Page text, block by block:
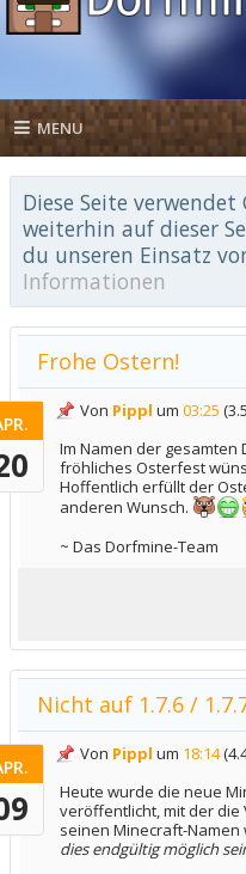
MENU
Diese Seite
weiterhin auf dieser
du unseren Einsatz
Informationen
Frohe Ostern!
Von Pippl um 03:25
Im Namen der gesamten
fröhliches Osterfest
Hoffentlich erfüllt der
anderen Wunsch.
~ Das Dorfmine-Team
Nicht auf 1.7.6 /
Von Pippl um 18:14
Heute wurde die neue
veröffentlicht, mit der
seinen Minecraft-
dies endgültig möglich